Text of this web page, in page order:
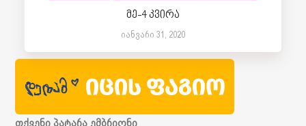
მე-4 კვირა
იანვარი 31, 2020
თქვენი პატარა ემბრიონი